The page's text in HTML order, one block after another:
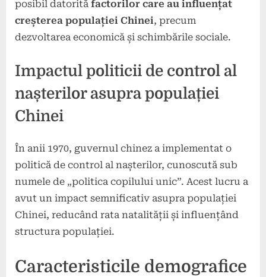
posibil datorită factorilor care au influențat
creșterea populației Chinei, precum
dezvoltarea economică și schimbările sociale.
Impactul politicii de control al
nașterilor asupra populației
Chinei
În anii 1970, guvernul chinez a implementat o
politică de control al nașterilor, cunoscută sub
numele de „politica copilului unic”. Acest lucru a
avut un impact semnificativ asupra populației
Chinei, reducând rata natalității și influențând
structura populației.
Caracteristicile demografice